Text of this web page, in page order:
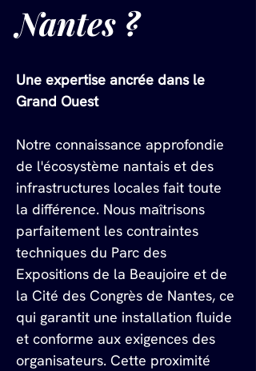
Nantes ?
Une expertise ancrée dans le
Grand Ouest
Notre connaissance approfondie
de l'écosystème nantais et des
infrastructures locales fait toute
la différence. Nous maîtrisons
parfaitement les contraintes
techniques du Parc des
Expositions de la Beaujoire et de
la Cité des Congrès de Nantes, ce
qui garantit une installation fluide
et conforme aux exigences des
organisateurs. Cette proximité